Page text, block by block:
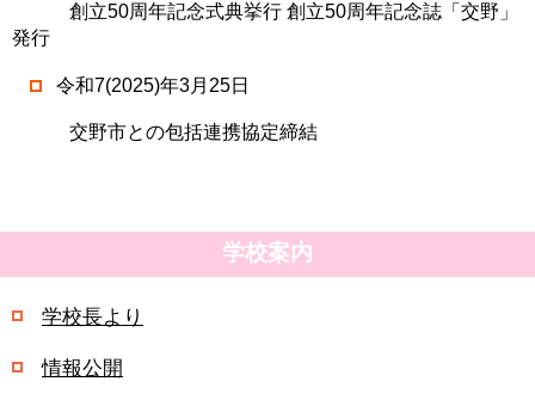
創立50周年記念式典挙行 創立50周年記念誌「交野」
発行
令和7(2025)年3月25日
交野市との包括連携協定締結
学校案内
学校長より
情報公開